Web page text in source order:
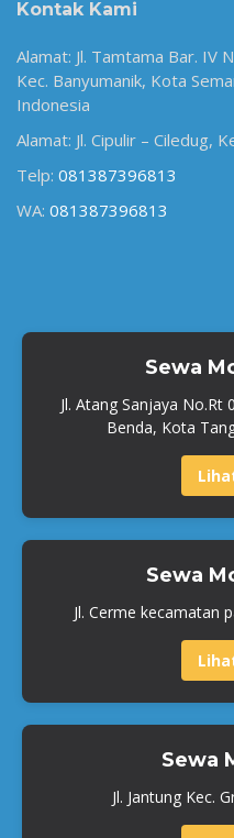
Kontak Kami
Alamat: Jl. Tamtama Bar. IV
Kec. Banyumanik, Kota
Indonesia
Alamat: Jl. Cipulir – Ciledug,
Telp: 081387396813
WA: 081387396813
Sewa
Jl. Atang Sanjaya No.Rt
Benda, Kota
Sewa
Jl. Cerme kecamatan
Sewa
Jl. Jantung Kec.